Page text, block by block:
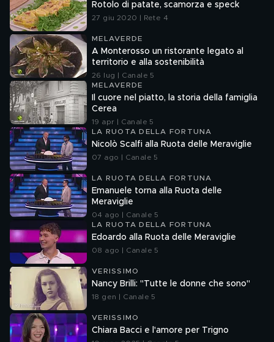
Rotolo di patate, scamorza e speck
27 giu 2020 | Rete 4
MELAVERDE
A Monterosso un ristorante legato al
territorio e alla sostenibilità
26 lug | Canale 5
MELAVERDE
Il cuore nel piatto, la storia della famiglia
Cerea
19 apr | Canale 5
LA RUOTA DELLA FORTUNA
Nicolò Scalfi alla Ruota delle Meraviglie
07 ago | Canale 5
LA RUOTA DELLA FORTUNA
Emanuele torna alla Ruota delle
Meraviglie
04 ago | Canale 5
LA RUOTA DELLA FORTUNA
Edoardo alla Ruota delle Meraviglie
08 ago | Canale 5
VERISSIMO
Nancy Brilli: "Tutte le donne che sono"
18 gen | Canale 5
VERISSIMO
Chiara Bacci e l'amore per Trigno